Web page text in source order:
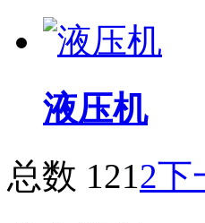
液压机
总数 1212下